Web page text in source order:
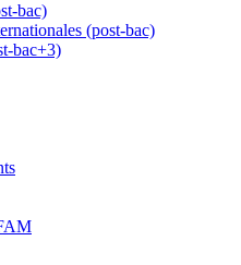
bac)
(post-bac)
bac+3)